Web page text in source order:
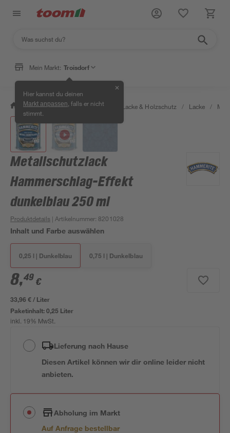
Mein Markt: Troisdorf
Hier kannst du deinen
Markt anpassen , falls er nicht
stimmt.
✕
/ Bauen & Renovieren / Farben, Lacke & Holzschutz / Lacke /
Metallschutzlack
Hammerschlag-Effekt
dunkelblau 250 ml
Produktdetails | Artikelnummer: 8201028
Inhalt und Farbe auswählen
0,25 l | Dunkelblau 0,75 l | Dunkelblau
8,49 €
33,96 € / Liter
Paketinhalt:0,25 Liter
inkl. 19% MwSt.
Lieferung nach Hause
Diesen Artikel können wir dir online leider nicht
anbieten.
Abholung im Markt
Auf Anfrage bestellbar